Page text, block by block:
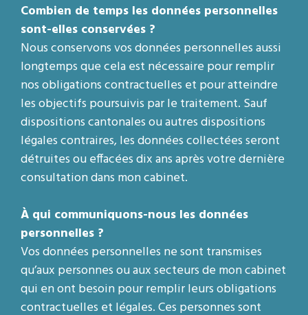
Combien de temps les données personnelles
sont-elles conservées ?
Nous conservons vos données personnelles aussi
longtemps que cela est nécessaire pour remplir
nos obligations contractuelles et pour atteindre
les objectifs poursuivis par le traitement. Sauf
dispositions cantonales ou autres dispositions
légales contraires, les données collectées seront
détruites ou effacées dix ans après votre dernière
consultation dans mon cabinet.
À qui communiquons-nous les données
personnelles ?
Vos données personnelles ne sont transmises
qu’aux personnes ou aux secteurs de mon cabinet
qui en ont besoin pour remplir leurs obligations
contractuelles et légales. Ces personnes sont